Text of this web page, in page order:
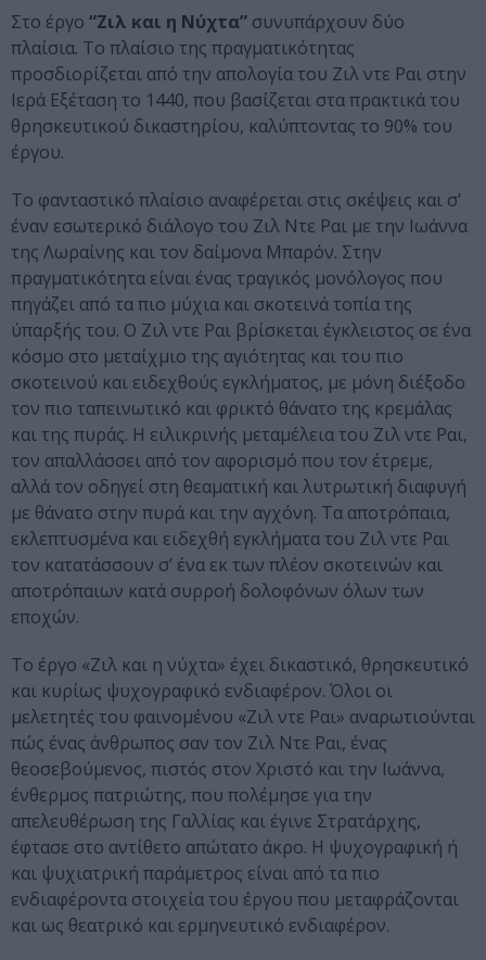
Στο έργο “Ζιλ και η Νύχτα” συνυπάρχουν δύο
πλαίσια. Το πλαίσιο της πραγματικότητας
προσδιορίζεται από την απολογία του Ζιλ ντε Ραι στην
Ιερά Εξέταση το 1440, που βασίζεται στα πρακτικά του
θρησκευτικού δικαστηρίου, καλύπτοντας το 90% του
έργου.
Το φανταστικό πλαίσιο αναφέρεται στις σκέψεις και σ’
έναν εσωτερικό διάλογο του Ζιλ Ντε Ραι με την Ιωάννα
της Λωραίνης και τον δαίμονα Μπαρόν. Στην
πραγματικότητα είναι ένας τραγικός μονόλογος που
πηγάζει από τα πιο μύχια και σκοτεινά τοπία της
ύπαρξής του. Ο Ζιλ ντε Ραι βρίσκεται έγκλειστος σε ένα
κόσμο στο μεταίχμιο της αγιότητας και του πιο
σκοτεινού και ειδεχθούς εγκλήματος, με μόνη διέξοδο
τον πιο ταπεινωτικό και φρικτό θάνατο της κρεμάλας
και της πυράς. Η ειλικρινής μεταμέλεια του Ζιλ ντε Ραι,
τον απαλλάσσει από τον αφορισμό που τον έτρεμε,
αλλά τον οδηγεί στη θεαματική και λυτρωτική διαφυγή
με θάνατο στην πυρά και την αγχόνη. Τα αποτρόπαια,
εκλεπτυσμένα και ειδεχθή εγκλήματα του Ζιλ ντε Ραι
τον κατατάσσουν σ’ ένα εκ των πλέον σκοτεινών και
αποτρόπαιων κατά συρροή δολοφόνων όλων των
εποχών.
Το έργο «Ζιλ και η νύχτα» έχει δικαστικό, θρησκευτικό
και κυρίως ψυχογραφικό ενδιαφέρον. Όλοι οι
μελετητές του φαινομένου «Ζιλ ντε Ραι» αναρωτιούνται
πώς ένας άνθρωπος σαν τον Ζιλ Ντε Ραι, ένας
θεοσεβούμενος, πιστός στον Χριστό και την Ιωάννα,
ένθερμος πατριώτης, που πολέμησε για την
απελευθέρωση της Γαλλίας και έγινε Στρατάρχης,
έφτασε στο αντίθετο απώτατο άκρο. Η ψυχογραφική ή
και ψυχιατρική παράμετρος είναι από τα πιο
ενδιαφέροντα στοιχεία του έργου που μεταφράζονται
και ως θεατρικό και ερμηνευτικό ενδιαφέρον.